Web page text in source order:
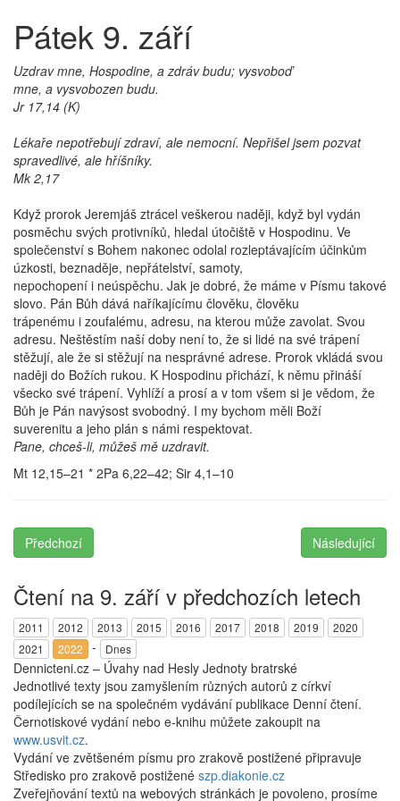
Pátek 9. září
Uzdrav mne, Hospodine, a zdráv budu; vysvoboď
mne, a vysvobozen budu.
Jr 17,14 (K)
Lékaře nepotřebují zdraví, ale nemocní. Nepřišel jsem pozvat
spravedlivé, ale hříšníky.
Mk 2,17
Když prorok Jeremjáš ztrácel veškerou naději, když byl vydán
posměchu svých protivníků, hledal útočiště v Hospodinu. Ve
společenství s Bohem nakonec odolal rozleptávajícím účinkům
úzkosti, beznaděje, nepřátelství, samoty,
nepochopení i neúspěchu. Jak je dobré, že máme v Písmu takové
slovo. Pán Bůh dává naříkajícímu člověku, člověku
trápenému i zoufalému, adresu, na kterou může zavolat. Svou
adresu. Neštěstím naší doby není to, že si lidé na své trápení
stěžují, ale že si stěžují na nesprávné adrese. Prorok vkládá svou
naději do Božích rukou. K Hospodinu přichází, k němu přináší
všecko své trápení. Vyhlíží a prosí a v tom všem si je vědom, že
Bůh je Pán navýsost svobodný. I my bychom měli Boží
suverenitu a jeho plán s námi respektovat.
Pane, chceš-li, můžeš mě uzdravit.
Mt 12,15–21 * 2Pa 6,22–42; Sir 4,1–10
Předchozí Následující
Čtení na 9. září v předchozích letech
2011 2012 2013 2015 2016 2017 2018 2019
2020
2021
2022 - Dnes
Dennicteni.cz – Úvahy nad Hesly Jednoty bratrské
Jednotlivé texty jsou zamyšlením různých autorů z církví
podílejících se na společném vydávání publikace Denní čtení.
Černotiskové vydání nebo e-knihu můžete zakoupit na
www.usvit.cz.
Vydání ve zvětšeném písmu pro zrakově postižené připravuje
Středisko pro zrakově postižené szp.diakonie.cz
Zveřejňování textů na webových stránkách je povoleno, prosíme